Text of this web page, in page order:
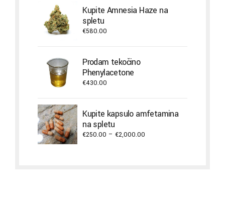
through
€480.00
Kupite Amnesia Haze na
spletu
€580.00
Prodam tekočino
Phenylacetone
€430.00
Kupite kapsulo amfetamina
na spletu
€250.00 – €2,000.00